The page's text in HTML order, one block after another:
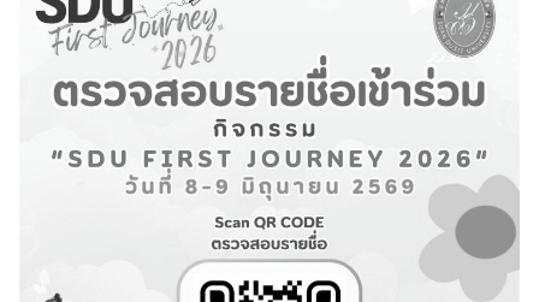
ข้อบังคับ ประกาศ
ข้อมูลจำนวนนักศึกษา
คลังหน่วยกิต (Credit Bank)
บุคลากรสำนักส่งเสริมวิชาการและงานทะเบียน